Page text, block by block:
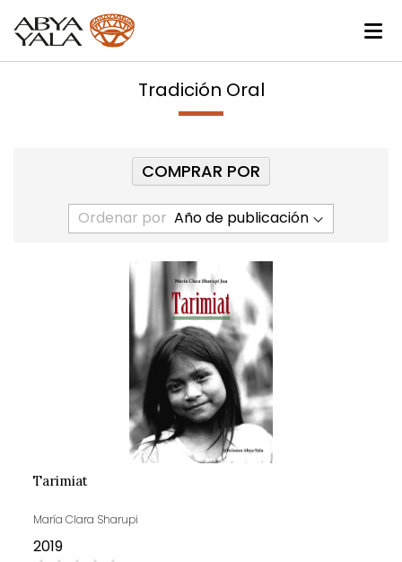
Tradición Oral
Ordenar por
Tarimiat
María Clara Sharupi
2019
COMPRAR POR